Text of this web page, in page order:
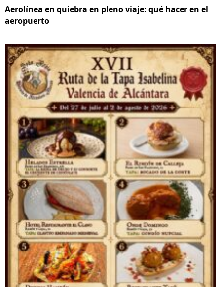
Aerolínea en quiebra en pleno viaje: qué hacer en el
aeropuerto